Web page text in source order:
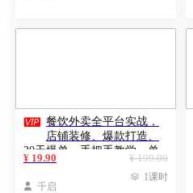
 餐饮外卖全平台实战，
店铺装修、爆款打造、
30天爆单，手把手教学，单
店月订单增长200%+
¥ 199.00
¥ 19.90
 千启
 1课时